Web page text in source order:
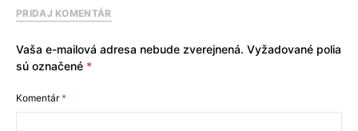
PRIDAJ KOMENTÁR
Vaša e-mailová adresa nebude zverejnená. Vyžadované polia
sú označené *
Komentár*